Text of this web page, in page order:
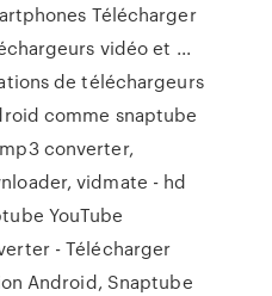
Télécharger
vidéo et ...
de téléchargeurs
comme snaptube
converter,
vidmate - hd
YouTube
- Télécharger
Android, Snaptube